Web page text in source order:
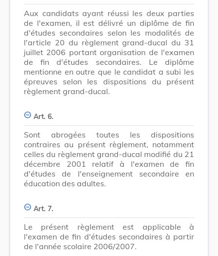
Aux candidats ayant réussi les deux parties
de l'examen, il est délivré un diplôme de fin
d'études secondaires selon les modalités de
l'article 20 du règlement grand-ducal du 31
juillet 2006 portant organisation de l'examen
de fin d'études secondaires. Le diplôme
mentionne en outre que le candidat a subi les
épreuves selon les dispositions du présent
règlement grand-ducal.
Art. 6.
Sont abrogées toutes les dispositions
contraires au présent règlement, notamment
celles du règlement grand-ducal modifié du 21
décembre 2001 relatif à l'examen de fin
d'études de l'enseignement secondaire en
éducation des adultes.
Art. 7.
Le présent règlement est applicable à
l'examen de fin d'études secondaires à partir
de l'année scolaire 2006/2007.